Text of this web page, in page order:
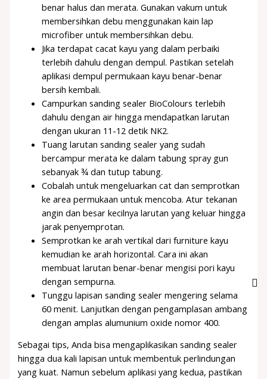
benar halus dan merata. Gunakan vakum untuk
membersihkan debu menggunakan kain lap
microfiber untuk membersihkan debu.
Jika terdapat cacat kayu yang dalam perbaiki
terlebih dahulu dengan dempul. Pastikan setelah
aplikasi dempul permukaan kayu benar-benar
bersih kembali.
Campurkan sanding sealer BioColours terlebih
dahulu dengan air hingga mendapatkan larutan
dengan ukuran 11-12 detik NK2.
Tuang larutan sanding sealer yang sudah
bercampur merata ke dalam tabung spray gun
sebanyak ¾ dan tutup tabung.
Cobalah untuk mengeluarkan cat dan semprotkan
ke area permukaan untuk mencoba. Atur tekanan
angin dan besar kecilnya larutan yang keluar hingga
jarak penyemprotan.
Semprotkan ke arah vertikal dari furniture kayu
kemudian ke arah horizontal. Cara ini akan
membuat larutan benar-benar mengisi pori kayu
dengan sempurna.
Tunggu lapisan sanding sealer mengering selama
60 menit. Lanjutkan dengan pengamplasan ambang
dengan amplas alumunium oxide nomor 400.
Sebagai tips, Anda bisa mengaplikasikan sanding sealer
hingga dua kali lapisan untuk membentuk perlindungan
yang kuat. Namun sebelum aplikasi yang kedua, pastikan